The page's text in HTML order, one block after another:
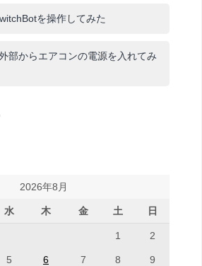
を操作してみた
部からエアコンの電源を入れてみ
2026年8月
水 木 金 土 日
1 2
5 6 7 8 9